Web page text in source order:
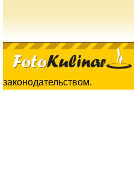
законодательством.